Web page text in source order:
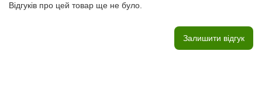
Відгуків про цей товар ще не було.
Залишити відгук